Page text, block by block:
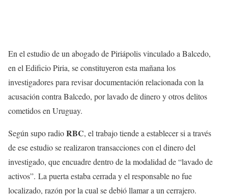
En el estudio de un abogado de Piriápolis vinculado a Balcedo,
en el Edificio Piria, se constituyeron esta mañana los
investigadores para revisar documentación relacionada con la
acusación contra Balcedo, por lavado de dinero y otros delitos
cometidos en Uruguay.
Según supo radioRBC, el trabajo tiende a establecer si a través
de ese estudio se realizaron transacciones con el dinero del
investigado, que encuadre dentro de la modalidad de “lavado de
activos”. La puerta estaba cerrada y el responsable no fue
localizado, razón por la cual se debió llamar a un cerrajero.